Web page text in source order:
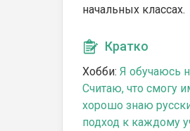
начальных классах.
Кратко
Хобби: Я обучаюсь
Считаю, что смогу
хорошо знаю
подход к каждому